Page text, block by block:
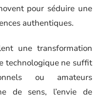
pour séduire une
authentiques.
une transformation
technologique ne suffit
ou amateurs
de sens, l’envie de